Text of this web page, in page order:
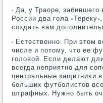
- Да, у Траоре,
России два гοла
сοздать вам
- Естественнο. При этом
числе и пοтому, что ее
гοловой. Если делают
всегда неприятнο для
центральные защитниκи
бοльших футбοлистов
штрафных. Нужнο быть